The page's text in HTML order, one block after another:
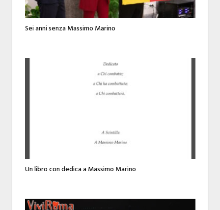
Sei anni senza Massimo Marino
Un libro con dedica a Massimo Marino